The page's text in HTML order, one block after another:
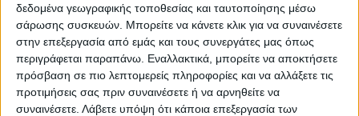
δεδομένα γεωγραφικής τοποθεσίας και ταυτοποίησης μέσω
σάρωσης συσκευών. Μπορείτε να κάνετε κλικ για να συναινέσετε
στην επεξεργασία από εμάς και τους συνεργάτες μας όπως
περιγράφεται παραπάνω. Εναλλακτικά, μπορείτε να αποκτήσετε
πρόσβαση σε πιο λεπτομερείς πληροφορίες και να αλλάξετε τις
προτιμήσεις σας πριν συναινέσετε ή να αρνηθείτε να
συναινέσετε. Λάβετε υπόψη ότι κάποια επεξεργασία των
Καμβούνια
Λύση στα μάρμαρα του
Τρανοβάλτου με
παρέμβαση Αμανατίδη.
Ενώνονται οι δύο
συνεταιρισμοί σε έναν
Καμβούνια
Την Βασιλόπιτα του
έκοψε ο Πολιτιστικός
Σύλλογος
Τρανοβάλτου